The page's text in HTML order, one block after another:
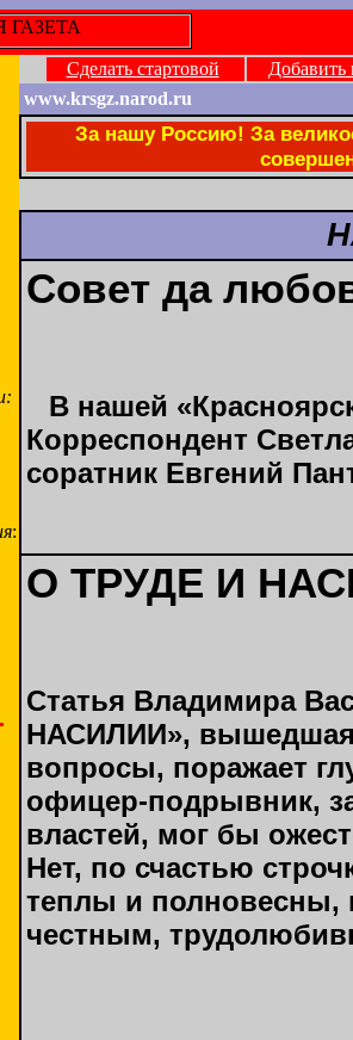
:
Сделать стартовой
Добавить
www.krsgz.narod.ru
За нашу Россию! За
Совет да
В нашей
Корреспондент
соратник Евгений
О ТРУДЕ И
Статья Владимира
НАСИЛИИ», вышедшая
вопросы, поражает
офицер-подрывник,
властей, мог бы
Нет, по счастью
теплы и полновесны,
честным,